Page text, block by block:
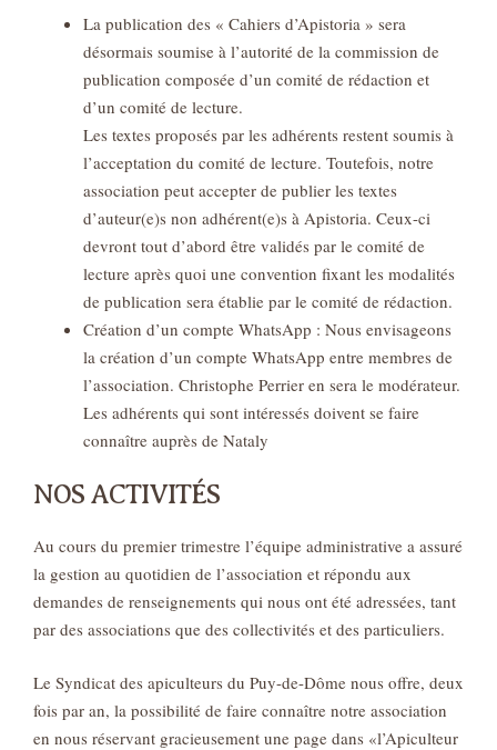
La publication des « Cahiers d’Apistoria » sera
désormais soumise à l’autorité de la commission de
publication composée d’un comité de rédaction et
d’un comité de lecture.
Les textes proposés par les adhérents restent soumis à
l’acceptation du comité de lecture. Toutefois, notre
association peut accepter de publier les textes
d’auteur(e)s non adhérent(e)s à Apistoria. Ceux-ci
devront tout d’abord être validés par le comité de
lecture après quoi une convention fixant les modalités
de publication sera établie par le comité de rédaction.
Création d’un compte WhatsApp : Nous envisageons
la création d’un compte WhatsApp entre membres de
l’association. Christophe Perrier en sera le modérateur.
Les adhérents qui sont intéressés doivent se faire
connaître auprès de Nataly
NOS ACTIVITÉS
Au cours du premier trimestre l’équipe administrative a assuré
la gestion au quotidien de l’association et répondu aux
demandes de renseignements qui nous ont été adressées, tant
par des associations que des collectivités et des particuliers.
Le Syndicat des apiculteurs du Puy-de-Dôme nous offre, deux
fois par an, la possibilité de faire connaître notre association
en nous réservant gracieusement une page dans «l’Apiculteur